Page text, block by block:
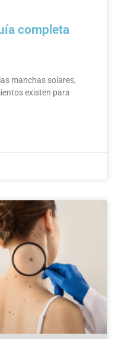
completa
manchas solares,
existen para